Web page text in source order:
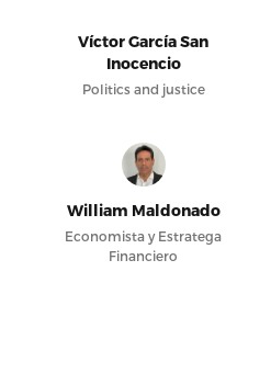
Víctor García San
Inocencio
Politics and justice
William Maldonado
Economista y Estratega
Financiero